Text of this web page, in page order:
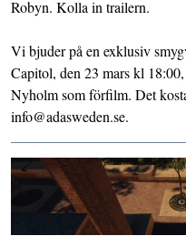
Robyn. Kolla in trailern.
Vi bjuder på en exklusiv
Capitol, den 23 mars kl
Nyholm som förfilm. Det
info@adasweden.se.